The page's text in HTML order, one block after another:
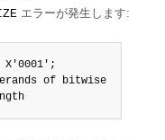
エラーが発生します:
X'0001';
of bitwise